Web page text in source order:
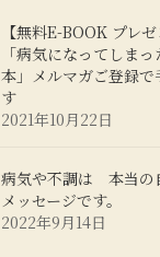
【無料E-BOOK プレゼ
「病気になってしま
本」メルマガご登録で
す
2021年10月22日
病気や不調は 本当の
メッセージです。
2022年9月14日